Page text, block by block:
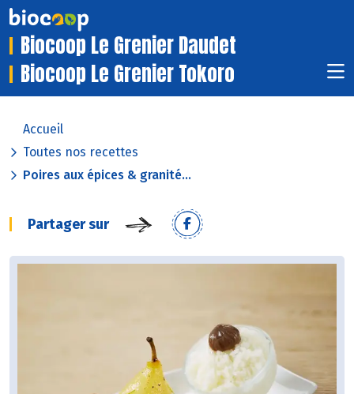
Biocoop Le Grenier Daudet
Biocoop Le Grenier Tokoro
Accueil
Toutes nos recettes
Poires aux épices & granité...
Partager sur